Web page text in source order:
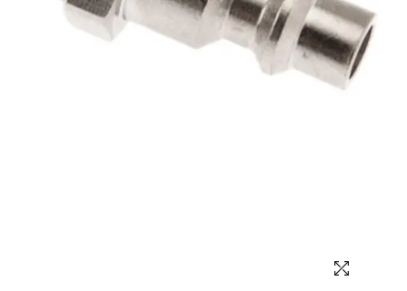
Выбор языка